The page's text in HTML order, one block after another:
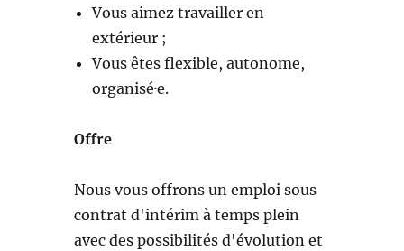
Vous aimez travailler en
extérieur ;
Vous êtes flexible, autonome,
organisé·e.
Offre
Nous vous offrons un emploi sous
contrat d'intérim à temps plein
avec des possibilités d'évolution et